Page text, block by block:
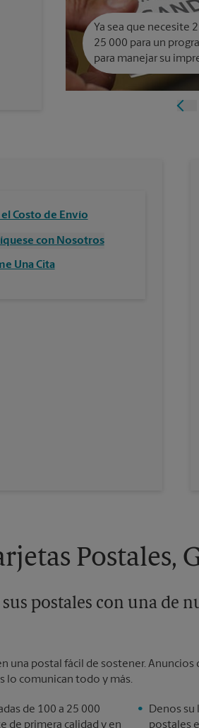
Ya sea que necesite
25 000 para un
para manejar su
Costo de Envío
con Nosotros
Una Cita
Postales,
postales con una de
una postal fácil de sostener. Anuncios
lo comunican todo y más.
de 100 a 25 000
de primera calidad y en
Denos su
postales